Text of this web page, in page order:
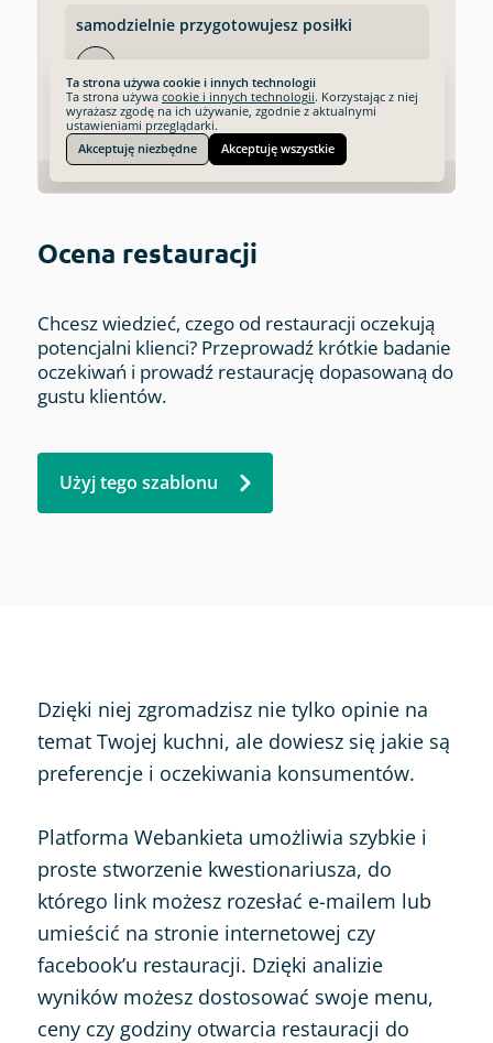
Ocena restauracji
Chcesz wiedzieć, czego od restauracji oczekują
potencjalni klienci? Przeprowadź krótkie badanie
oczekiwań i prowadź restaurację dopasowaną do
gustu klientów.
Użyj tego szablonu
Dzięki niej zgromadzisz nie tylko opinie na
temat Twojej kuchni, ale dowiesz się jakie są
preferencje i oczekiwania konsumentów.
Platforma Webankieta umożliwia szybkie i
proste stworzenie kwestionariusza, do
którego link możesz rozesłać e-mailem lub
umieścić na stronie internetowej czy
facebook’u restauracji. Dzięki analizie
wyników możesz dostosować swoje menu,
ceny czy godziny otwarcia restauracji do